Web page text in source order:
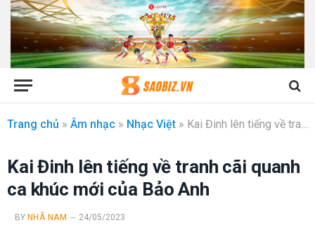
Trang chủ » Âm nhạc » Nhạc Việt » Kai Đinh lên tiếng về tranh cãi quanh ca khúc mới của Bảo Anh
Kai Đinh lên tiếng về tranh cãi quanh
ca khúc mới của Bảo Anh
BY NHÃ NAM 24/05/2023